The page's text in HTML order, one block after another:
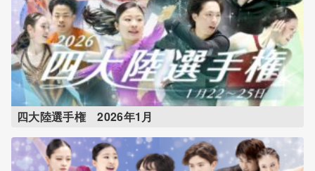
四大陸選手権 2026年1月